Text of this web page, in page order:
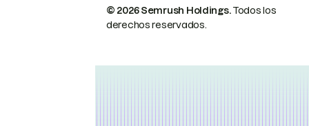
© 2026 Semrush Holdings.Todos los
derechos reservados.